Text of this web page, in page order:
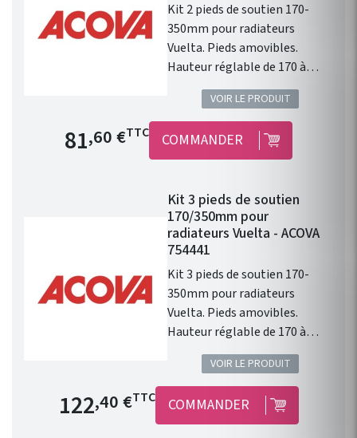
Kit 2 pieds de soutien 170-
350mm pour radiateurs
Vuelta. Pieds amovibles.
Hauteur réglable de 170 à
350mm. En complément des
consoles murales. Pack de 2
pieds. Couleur de base blanc,
en 46 couleurs du nuancier
ACOVA.
VOIR LE PRODUIT
Prix de base
81,60 €TTC COMMANDER
Kit 3 pieds de soutien
170/350mm pour
radiateurs Vuelta - ACOVA
754441
Kit 3 pieds de soutien 170-
350mm pour radiateurs
Vuelta. Pieds amovibles.
Hauteur réglable de 170 à
350mm. En complément des
consoles murales. Pack de 3
pieds. Couleur de base blanc,
en 46 couleurs du nuancier
ACOVA.
VOIR LE PRODUIT
Prix de base
122,40 €TTC COMMANDER